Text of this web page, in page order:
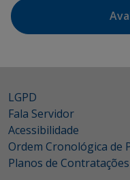
LGPD
Fala Servidor
Acessibilidade
Ordem Cronológica de
Planos de